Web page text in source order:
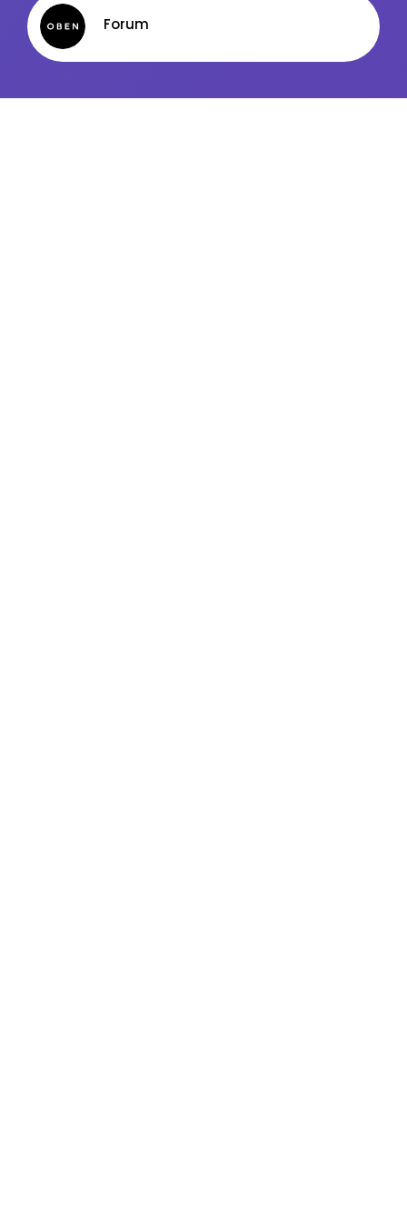
Kanały ogólne
Newsletter
Forum